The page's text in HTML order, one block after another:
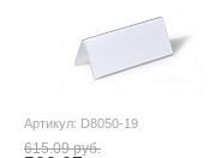
Артикул: D8050-19
615.09 руб.